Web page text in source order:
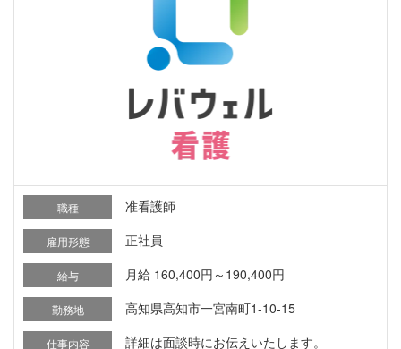
職種 准看護師
雇用形態 正社員
給与 月給 160,400円～190,400円
勤務地 高知県高知市一宮南町1-10-15
仕事内容 詳細は面談時にお伝えいたします。